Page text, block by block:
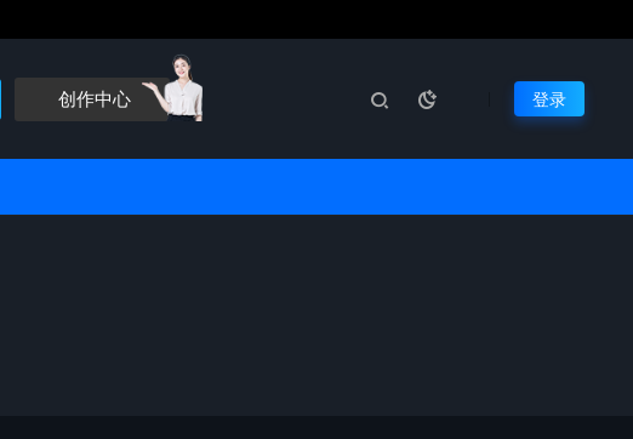
创作中心 登录